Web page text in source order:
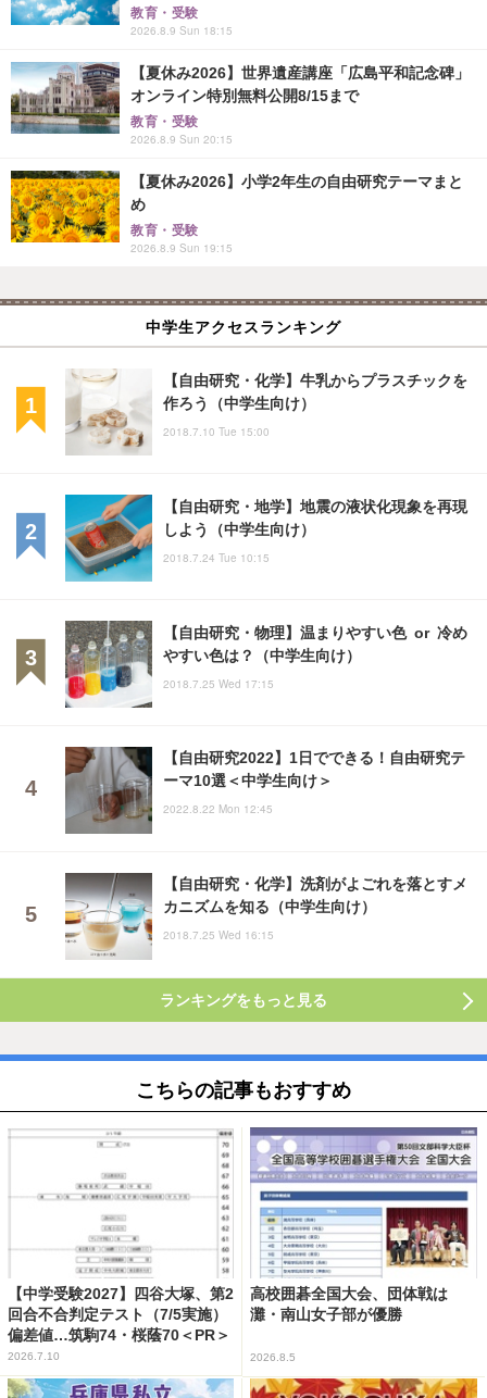
教育・受験
2026.8.9 Sun 18:15
【夏休み2026】世界遺産講座「広島平和記念碑」
オンライン特別無料公開8/15まで
教育・受験
2026.8.9 Sun 20:15
【夏休み2026】小学2年生の自由研究テーマまと
め
教育・受験
2026.8.9 Sun 19:15
中学生アクセスランキング
【自由研究・化学】牛乳からプラスチックを
作ろう（中学生向け）
2018.7.10 Tue 15:00
【自由研究・地学】地震の液状化現象を再現
しよう（中学生向け）
2018.7.24 Tue 10:15
【自由研究・物理】温まりやすい色 or 冷め
やすい色は？（中学生向け）
2018.7.25 Wed 17:15
【自由研究2022】1日でできる！自由研究テ
ーマ10選＜中学生向け＞
2022.8.22 Mon 12:45
【自由研究・化学】洗剤がよごれを落とすメ
カニズムを知る（中学生向け）
2018.7.25 Wed 16:15
ランキングをもっと見る
こちらの記事もおすすめ
【中学受験2027】四谷大塚、第2
回合不合判定テスト（7/5実施）
偏差値…筑駒74・桜蔭70＜PR＞
2026.7.10
高校囲碁全国大会、団体戦は
灘・南山女子部が優勝
2026.8.5